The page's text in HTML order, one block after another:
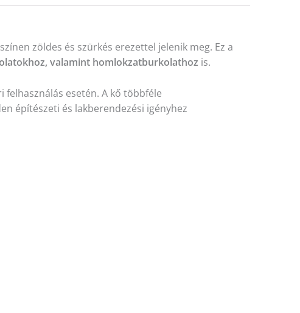
zöldes és szürkés erezettel jelenik meg. Ez a
valamint homlokzatburkolathoz is.
esetén. A kő többféle
építészeti és lakberendezési igényhez